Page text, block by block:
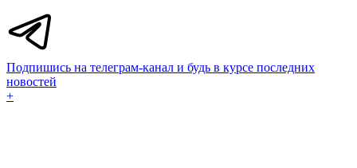
Подпишись на телеграм-канал и будь в курсе последних
новостей
+